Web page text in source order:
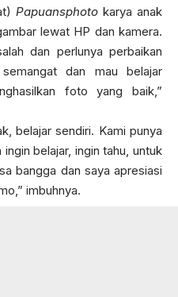
Papuansphotokarya anak
lewat HP dan kamera.
dan perlunya perbaikan
dan mau belajar
foto yang baik,”
belajar sendiri. Kami punya
belajar, ingin tahu, untuk
bangga dan saya apresiasi
imbuhnya.